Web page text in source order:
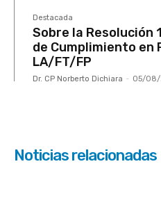
Destacada
Sobre la Resolución
de Cumplimiento en
LA/FT/FP
Dr. CP Norberto Dichiara - 05/
Noticias relacionadas